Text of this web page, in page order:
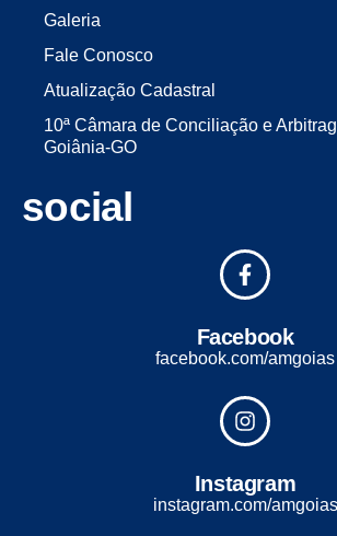
Galeria
Fale Conosco
Atualização Cadastral
10ª Câmara de Conciliação e
Goiânia-GO
social
Facebook
facebook.com/amgoias
Instagram
instagram.com/amgoias